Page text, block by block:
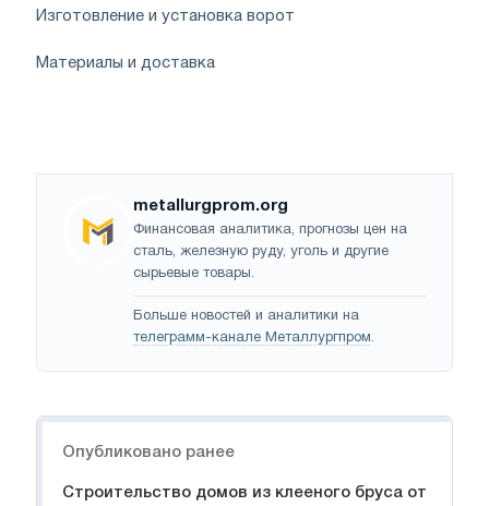
Изготовление и установка ворот
Материалы и доставка
metallurgprom.org
Финансовая аналитика, прогнозы цен на
сталь, железную руду, уголь и другие
сырьевые товары.
Больше новостей и аналитики на
телеграмм-канале Металлургпром.
Опубликовано ранее
Строительство домов из клееного бруса от